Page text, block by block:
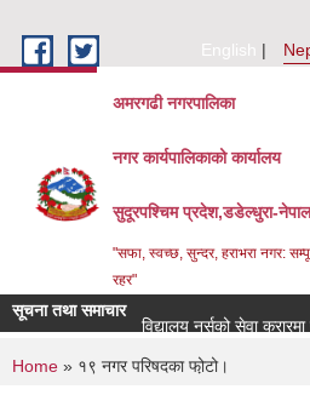
English
अमरगढी नगरपालिका
नगर कार्यपालिकाको कार्यालय
सुदूरपश्चिम प्रदेश,डडेल्धुरा-नेपाल
"सफा, स्वच्छ, सुन्दर, हराभरा नगर:
रहर"
सूचना तथा समाचार
विद्यालय नर्सको सेवा करारमा
You are here
Home » १९ नगर परिषदका फो़टो।